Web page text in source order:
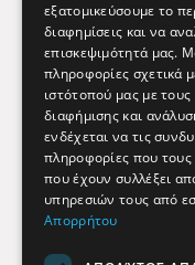
εξατομικεύσουμε το
διαφημίσεις και να
επισκεψιμότητά μας.
πληροφορίες σχετικά
ιστότοπού μας με
διαφήμισης και
ενδέχεται να τις
πληροφορίες που τους
που έχουν συλλέξει
υπηρεσιών τους από
Απορρήτου